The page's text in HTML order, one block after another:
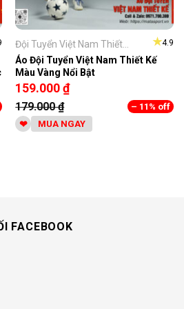
★4.9
Đội Tuyển Việt Nam Thiết...
Áo Đội Tuyển Việt Nam Thiết Kế
Màu Vàng Nổi Bật
159.000₫
179.000₫
– 11% off
MUA NGAY
FACEBOOK